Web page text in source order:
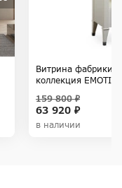
Витрина фабрики
коллекция
63 920 ₽
159 800 ₽
в наличии